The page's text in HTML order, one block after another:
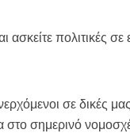
ασκείτε πολιτικές σε
σε δικές μας
στο σημερινό